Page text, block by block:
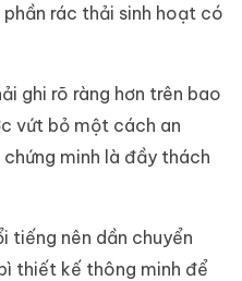
rác thải sinh hoạt có
ghi rõ ràng hơn trên bao
vứt bỏ một cách an
minh là đầy thách
tiếng nên dần chuyển
thiết kế thông minh để